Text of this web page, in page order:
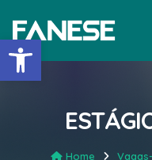
Barra de
Home